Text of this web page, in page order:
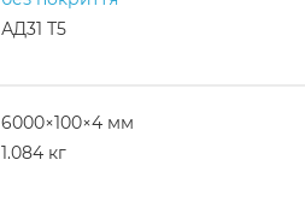
АД31 Т5
6000×100×4 мм
1.084 кг